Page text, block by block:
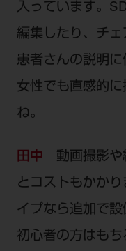
入っています。
編集したり、チ
患者さんの説明
女性でも直感的に
ね。
田中 動画撮影
とコストもかか
イプなら追加で設
初心者の方はも